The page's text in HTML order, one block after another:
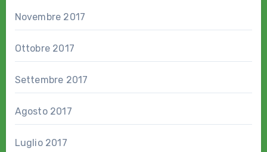
Novembre 2017
Ottobre 2017
Settembre 2017
Agosto 2017
Luglio 2017